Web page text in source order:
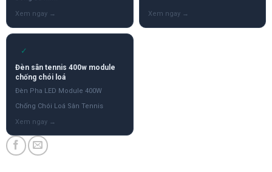
✓
Đèn sân tennis 400w module
chống chói loá
Đèn Pha LED Module 400W
Chống Chói Loá Sân Tennis